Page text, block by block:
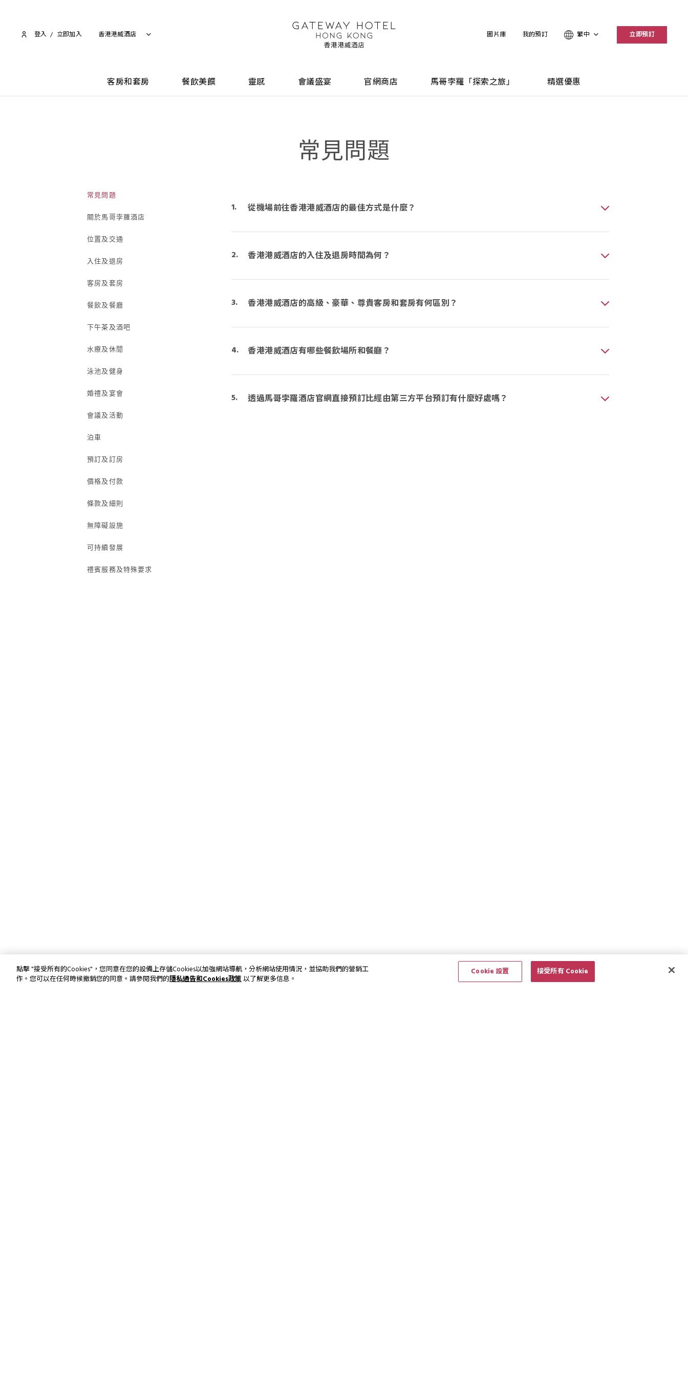
登入 / 立即加入​ 香港港威酒店 圖片庫 我的預訂 繁中 立即預訂
客房和套房 餐飲美饌 靈感 會議盛宴 官網商店 馬哥孛羅「探索之旅」 精選優惠
常見問題
常見問題
關於馬哥孛羅酒店
位置及交通
入住及退房
客房及套房
餐飲及餐廳
下午茶及酒吧
水療及休閒
泳池及健身
婚禮及宴會
會議及活動
泊車
預訂及訂房
價格及付款
條款及細則
無障礙設施
可持續發展
禮賓服務及特殊要求
從機場前往香港港威酒店的最佳方式是什麼？
香港港威酒店的入住及退房時間為何？
香港港威酒店的高級、豪華、尊貴客房和套房有何區別？
香港港威酒店有哪些餐飲場所和餐廳？
透過馬哥孛羅酒店官網直接預訂比經由第三方平台預訂有什麼好處嗎？
點擊 "接受所有的Cookies"，您同意在您的設備上存儲Cookies以加強網站導航，分析網站使用情況，並協助我們的營銷工
作。您可以在任何時候撤銷您的同意。請參閱我們的隱私通告和Cookies政策以了解更多信息。
Cookie 設置 接受所有 Cookie